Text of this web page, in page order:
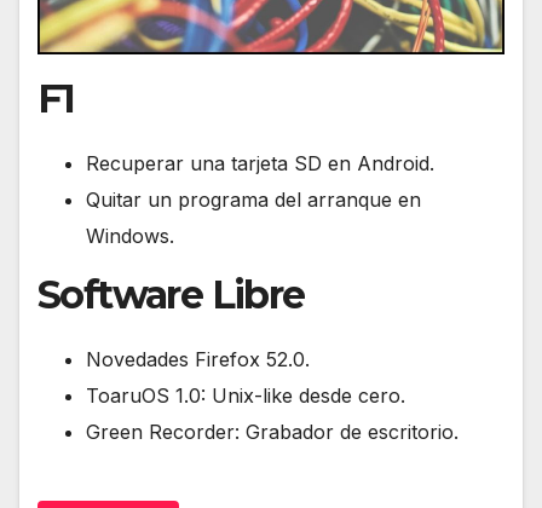
F1
Recuperar una tarjeta SD en Android.
Quitar un programa del arranque en
Windows.
Software Libre
Novedades Firefox 52.0.
ToaruOS 1.0: Unix-like desde cero.
Green Recorder: Grabador de escritorio.